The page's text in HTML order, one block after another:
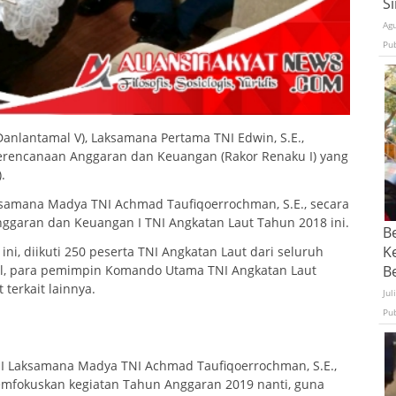
V), Laksamana Pertama TNI Edwin, S.E.,
Anggaran dan Keuangan (Rakor Renaku I) yang
Madya TNI Achmad Taufiqoerrochman, S.E., secara
dan Keuangan I TNI Angkatan Laut Tahun 2018 ini.
diikuti 250 peserta TNI Angkatan Laut dari seluruh
pemimpin Komando Utama TNI Angkatan Laut
terkait lainnya.
Madya TNI Achmad Taufiqoerrochman, S.E.,
kegiatan Tahun Anggaran 2019 nanti, guna